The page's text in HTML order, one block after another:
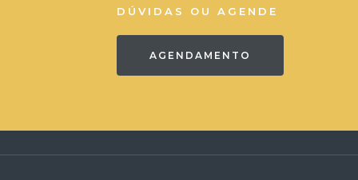
DÚVIDAS OU AGENDE
AGENDAMENTO